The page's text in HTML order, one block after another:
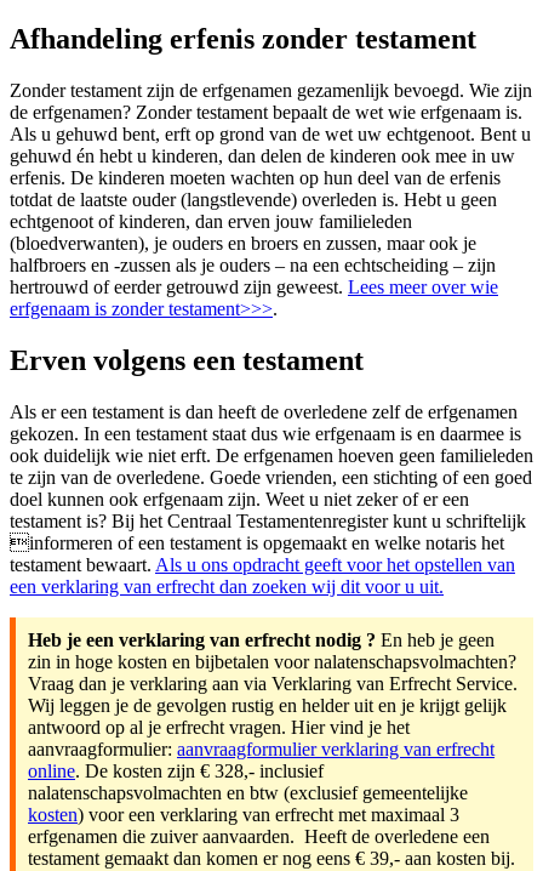
Afhandeling erfenis zonder testament
Zonder testament zijn de erfgenamen gezamenlijk bevoegd. Wie zijn
de erfgenamen? Zonder testament bepaalt de wet wie erfgenaam is.
Als u gehuwd bent, erft op grond van de wet uw echtgenoot. Bent u
gehuwd én hebt u kinderen, dan delen de kinderen ook mee in uw
erfenis. De kinderen moeten wachten op hun deel van de erfenis
totdat de laatste ouder (langstlevende) overleden is. Hebt u geen
echtgenoot of kinderen, dan erven jouw familieleden
(bloedverwanten), je ouders en broers en zussen, maar ook je
halfbroers en -zussen als je ouders – na een echtscheiding – zijn
hertrouwd of eerder getrouwd zijn geweest. Lees meer over wie
erfgenaam is zonder testament>>>.
Erven volgens een testament
Als er een testament is dan heeft de overledene zelf de erfgenamen
gekozen. In een testament staat dus wie erfgenaam is en daarmee is
ook duidelijk wie niet erft. De erfgenamen hoeven geen familieleden
te zijn van de overledene. Goede vrienden, een stichting of een goed
doel kunnen ook erfgenaam zijn. Weet u niet zeker of er een
testament is? Bij het Centraal Testamentenregister kunt u schriftelijk
informeren of een testament is opgemaakt en welke notaris het
testament bewaart. Als u ons opdracht geeft voor het opstellen van
een verklaring van erfrecht dan zoeken wij dit voor u uit.
Heb je een verklaring van erfrecht nodig ? En heb je geen
zin in hoge kosten en bijbetalen voor nalatenschapsvolmachten?
Vraag dan je verklaring aan via Verklaring van Erfrecht Service.
Wij leggen je de gevolgen rustig en helder uit en je krijgt gelijk
antwoord op al je erfrecht vragen. Hier vind je het
aanvraagformulier: aanvraagformulier verklaring van erfrecht
online. De kosten zijn € 328,- inclusief
nalatenschapsvolmachten en btw (exclusief gemeentelijke
kosten) voor een verklaring van erfrecht met maximaal 3
erfgenamen die zuiver aanvaarden. Heeft de overledene een
testament gemaakt dan komen er nog eens € 39,- aan kosten bij.